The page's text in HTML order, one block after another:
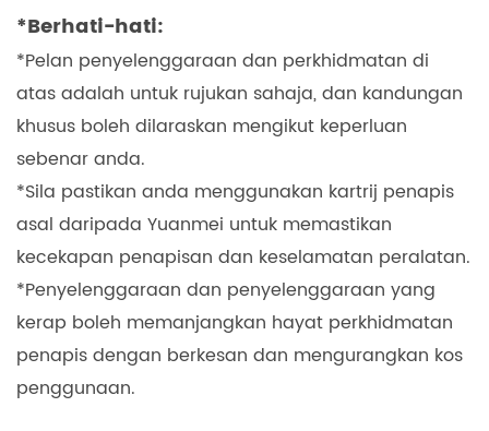
*Berhati-hati:
*Pelan penyelenggaraan dan perkhidmatan di
atas adalah untuk rujukan sahaja, dan kandungan
khusus boleh dilaraskan mengikut keperluan
sebenar anda.
*Sila pastikan anda menggunakan kartrij penapis
asal daripada Yuanmei untuk memastikan
kecekapan penapisan dan keselamatan peralatan.
*Penyelenggaraan dan penyelenggaraan yang
kerap boleh memanjangkan hayat perkhidmatan
penapis dengan berkesan dan mengurangkan kos
penggunaan.